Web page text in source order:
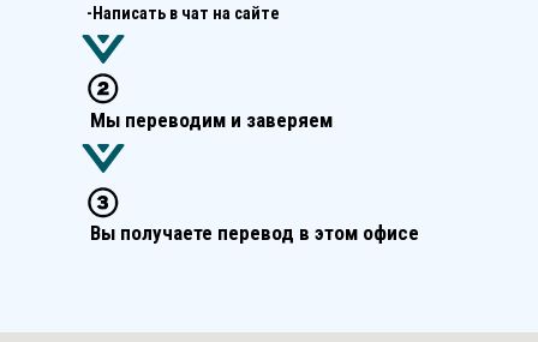
Мы переводим и заверяем
Вы получаете перевод в этом офисе
-Написать в чат на сайте